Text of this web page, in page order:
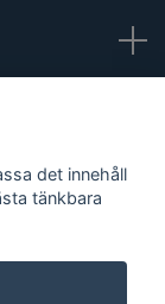
det innehåll
tänkbara